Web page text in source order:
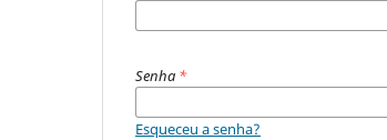
Senha *
Esqueceu a senha?